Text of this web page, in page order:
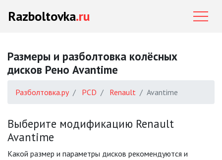
Razboltovka.ru
Размеры и разболтовка колёсных
дисков Рено Avantime
Разболтовка.ру PCD Renault Avantime
Выберите модификацию Renault
Avantime
Какой размер и параметры дисков рекомендуются и